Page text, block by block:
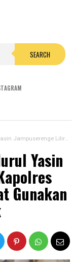
SEARCH
Ajak Masyarakat Gunakan Tekhnologi dengan Bijak
Yasin
Gunakan